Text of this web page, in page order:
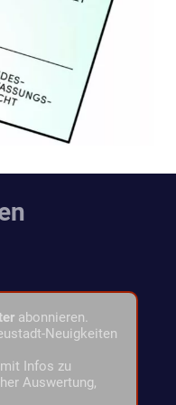
abonnieren.
Neuigkeiten
Infos zu
Auswertung,